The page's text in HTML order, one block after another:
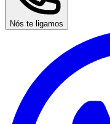
Nós te ligamos